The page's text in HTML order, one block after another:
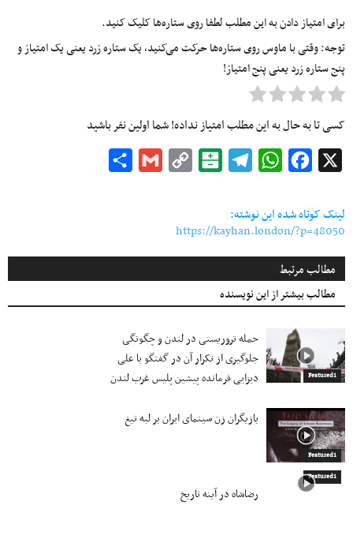
برای امتیاز دادن به این مطلب لطفا روی ستاره‌ها کلیک کنید.
توجه: وقتی با ماوس روی ستاره‌ها حرکت می‌کنید، یک ستاره زرد یعنی یک امتیاز و
پنج ستاره زرد یعنی پنج امتیاز!
کسی تا به حال به این مطلب امتیاز نداده! شما اولین نفر باشید
Facebook
WhatsApp
Telegram
Balatarin
Copy
Gmail
لینک کوتاه شده این نوشته:
https://kayhan.london/?p=48050
مطالب مرتبط
مطالب بیشتر از این نویسنده
Featured1
حمله تروریستی در لندن و چگونگی
جلوگیری از تکرار آن در گفتگو با علی
دیزایی فرمانده پیشین پلیس غرب لندن
Featured1
بازیگران زن سینمای ایران بر لبه تیغ
Featured1
رضاشاه در آینه تاریخ